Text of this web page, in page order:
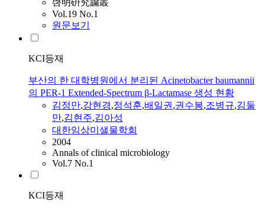
啓明硏究論叢
Vol.19 No.1
원문보기
KCI등재
부산의 한 대학병원에서 분리된 Acinetobacter baumannii
의 PER-1 Extended-Spectrum β-Lactamase 생성 현황
김정만,강현경,정석훈,배일권,권수봉,조병규,김둘
만,김현주,김아성
대한임상미샐물학회
2004
Annals of clinical microbiology
Vol.7 No.1
KCI등재